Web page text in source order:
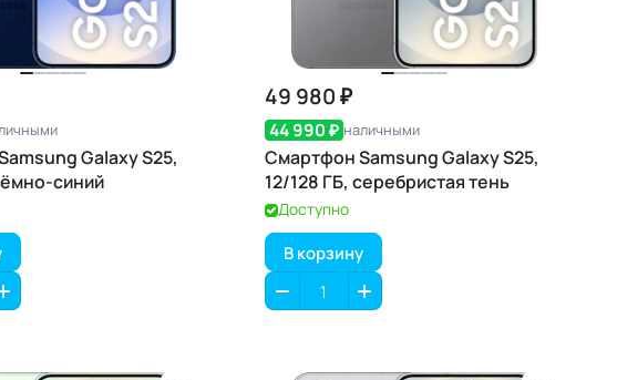
Galaxy S25,
синий
49 980 ₽
44 990 ₽ наличными
Смартфон Samsung Galaxy S25,
12/128 ГБ, серебристая тень
Доступно
В корзину